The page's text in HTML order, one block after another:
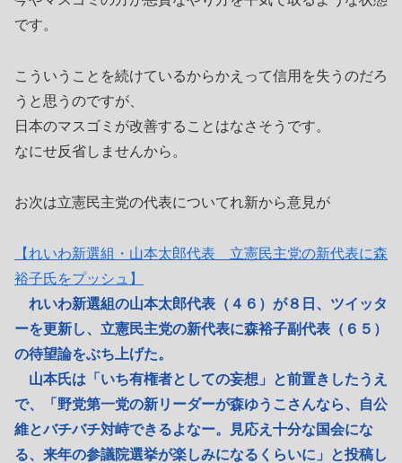
です。
こういうことを続けているからかえって信用を失うのだろ
うと思うのですが、
日本のマスゴミが改善することはなさそうです。
なにせ反省しませんから。
お次は立憲民主党の代表についてれ新から意見が
【れいわ新選組・山本太郎代表 立憲民主党の新代表に森
裕子氏をプッシュ】
れいわ新選組の山本太郎代表（４６）が８日、ツイッタ
ーを更新し、立憲民主党の新代表に森裕子副代表（６５）
の待望論をぶち上げた。
山本氏は「いち有権者としての妄想」と前置きしたうえ
で、「野党第一党の新リーダーが森ゆうこさんなら、自公
維とバチバチ対峙できるよなー。見応え十分な国会にな
る、来年の参議院選挙が楽しみになるくらいに」と投稿し